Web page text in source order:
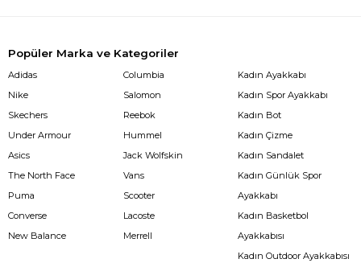
Popüler Marka ve Kategoriler
Adidas
Nike
Skechers
Under Armour
Asics
The North Face
Puma
Converse
New Balance
Columbia
Salomon
Reebok
Hummel
Jack Wolfskin
Vans
Scooter
Lacoste
Merrell
Kadın Ayakkabı
Kadın Spor Ayakkabı
Kadın Bot
Kadın Çizme
Kadın Sandalet
Kadın Günlük Spor
Ayakkabı
Kadın Basketbol
Ayakkabısı
Kadın Outdoor Ayakkabısı